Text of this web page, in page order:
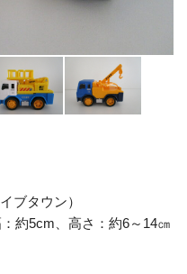
ブタウン）
5cm、高さ：約6～14㎝